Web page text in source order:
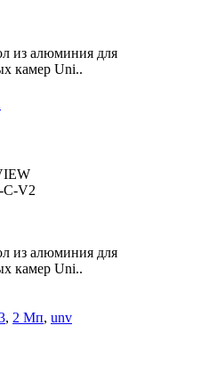
из алюминия для
камер Uni..
C-V2
из алюминия для
камер Uni..
, 2 Мп, unv